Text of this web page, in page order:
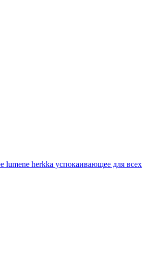
herkka успокаивающее для всех